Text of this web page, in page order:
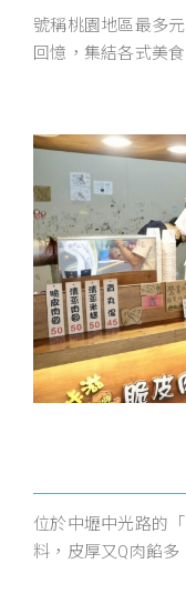
號稱桃園地區最多
回憶，集結各式美
位於中壢中光路的
料，皮厚又Q肉餡